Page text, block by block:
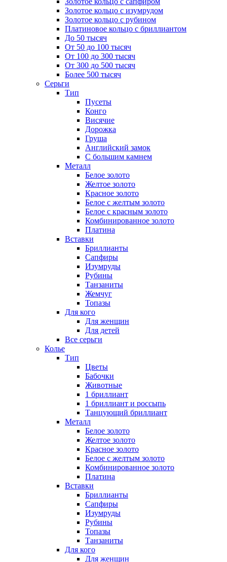
Золотое кольцо с изумрудом
Золотое кольцо с рубином
Платиновое кольцо с бриллиантом
До 50 тысяч
От 50 до 100 тысяч
От 100 до 300 тысяч
От 300 до 500 тысяч
Более 500 тысяч
Серьги
Тип
Пусеты
Конго
Висячие
Дорожка
Груша
Английский замок
С большим камнем
Металл
Белое золото
Желтое золото
Красное золото
Белое с желтым золото
Белое с красным золото
Комбинированное золото
Платина
Вставки
Бриллианты
Сапфиры
Изумруды
Рубины
Танзаниты
Жемчуг
Топазы
Для кого
Для женщин
Для детей
Все серьги
Колье
Тип
Цветы
Бабочки
Животные
1 бриллиант
1 бриллиант и россыпь
Танцующий бриллиант
Металл
Белое золото
Желтое золото
Красное золото
Белое с желтым золото
Комбинированное золото
Платина
Вставки
Бриллианты
Сапфиры
Изумруды
Рубины
Топазы
Танзаниты
Для кого
Для женщин